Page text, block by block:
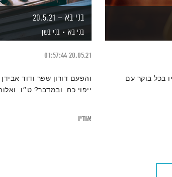
בכל בוקר עם
בני בא – 20.5.21
בני בא בני בשן
20.05.21
01:57:44
והפעם דורון שפר ודוד אבידן
ייפוי כח. ובמדבר? ט״ו.
אודיו